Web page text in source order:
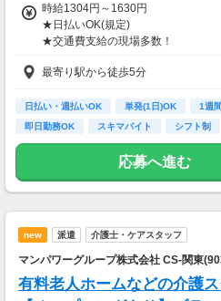
★友人・知人紹介からの採用で入社
入社後に紹介者・就業者へ3万円ずつ
給！
時給1304円～1630円
★日払いOK(規定)
★交通費支給の現場多数！
★車・バイク・自転車通勤OKの現
最寄り駅から徒歩5分
日払い・週払いOK 単発(1日)OK 1週
即日勤務OK
スキマバイト シフト制
応募へ進む
new 派遣 介護士・ケアスタッフ
マンパワーグループ株式会社 CS-関東
有料老人ホームなどの介護